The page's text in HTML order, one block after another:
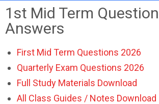
1st Mid Term
Answers
First Mid Term Questions 2026
Quarterly Exam Questions 2026
Full Study Materials Download
All Class Guides / Notes Download